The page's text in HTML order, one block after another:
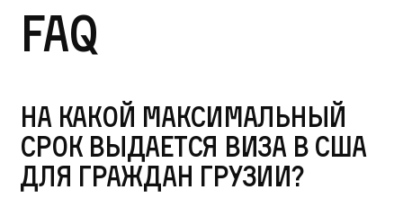
FAQ
На какой максимальный
срок выдается виза в США
для граждан Грузии?